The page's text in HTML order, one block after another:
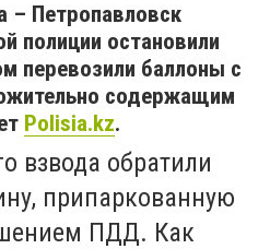
– Петропавловск
полиции остановили
перевозили баллоны с
содержащим
Polisia.kz.
взвода обратили
припаркованную
ПДД. Как